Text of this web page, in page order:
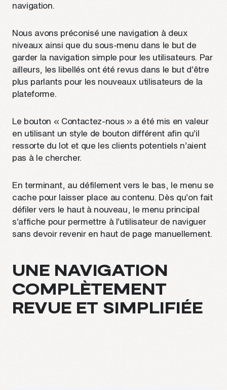
navigation.
Nous avons préconisé une navigation à deux
niveaux ainsi que du sous-menu dans le but de
garder la navigation simple pour les utilisateurs. Par
ailleurs, les libellés ont été revus dans le but d’être
plus parlants pour les nouveaux utilisateurs de la
plateforme.
Le bouton « Contactez-nous » a été mis en valeur
en utilisant un style de bouton différent afin qu’il
ressorte du lot et que les clients potentiels n’aient
pas à le chercher.
En terminant, au défilement vers le bas, le menu se
cache pour laisser place au contenu. Dès qu’on fait
défiler vers le haut à nouveau, le menu principal
s’affiche pour permettre à l’utilisateur de naviguer
sans devoir revenir en haut de page manuellement.
UNE NAVIGATION
COMPLÈTEMENT
REVUE ET SIMPLIFIÉE